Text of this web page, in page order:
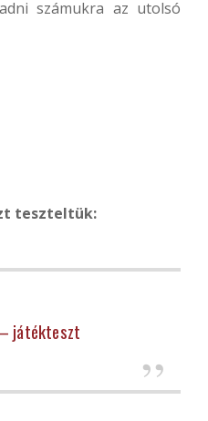
számukra az utolsó
teszteltük:
játékteszt